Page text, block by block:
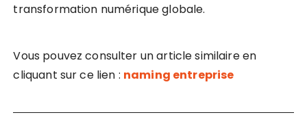
transformation numérique globale.
Vous pouvez consulter un article similaire en
cliquant sur ce lien : naming entreprise